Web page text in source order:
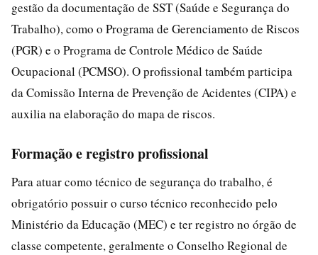
gestão da documentação de SST (Saúde e Segurança do
Trabalho), como o Programa de Gerenciamento de Riscos
(PGR) e o Programa de Controle Médico de Saúde
Ocupacional (PCMSO). O profissional também participa
da Comissão Interna de Prevenção de Acidentes (CIPA) e
auxilia na elaboração do mapa de riscos.
Formação e registro profissional
Para atuar como técnico de segurança do trabalho, é
obrigatório possuir o curso técnico reconhecido pelo
Ministério da Educação (MEC) e ter registro no órgão de
classe competente, geralmente o Conselho Regional de